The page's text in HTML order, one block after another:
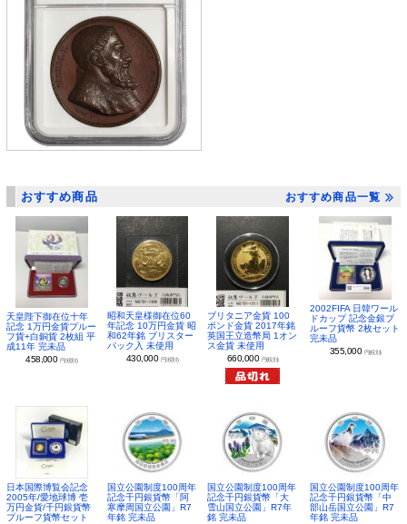
おすすめ商品 おすすめ商品一覧
天皇陛下御在位十年
記念 1万円金貨プルー
フ貨+白銅貨 2枚組 平
成11年 完未品
458,000 円(税別)
昭和天皇様御在位60
年記念 10万円金貨 昭
和62年銘 ブリスター
パック入 未使用
430,000 円(税別)
ブリタニア金貨 100
ポンド金貨 2017年銘
英国王立造幣局 1オン
ス金貨 未使用
660,000 円(税別)
2002FIFA 日韓ワール
ドカップ 記念金銀プ
ルーフ貨幣 2枚セット
完未品
355,000 円(税別)
日本国際博覧会記念
2005年/愛地球博 壱
万円金貨/千円銀貨幣
プルーフ貨幣セット
国立公園制度100周年
記念千円銀貨幣「阿
寒摩周国立公園」R7
年銘 完未品
国立公園制度100周年
記念千円銀貨幣「大
雪山国立公園」R7年
銘 完未品
国立公園制度100周年
記念千円銀貨幣「中
部山岳国立公園」R7
年銘 完未品